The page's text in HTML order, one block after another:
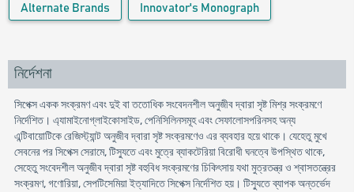
Alternate Brands Innovator's Monograph
নির্দেশনা
সিপেক্স একক সংক্রমণ এবং দুই বা ততোধিক সংবেদনশীল অনুজীব দ্বারা সৃষ্ট মিশ্র সংক্রমণে
নির্দেশিত। এ্যামাইনোগ্লাইকোসাইড, পেনিসিলিনসমূহ এবং সেফালোসপরিনসহ অন্য
এন্টিবায়োটিকে রেজিস্ট্যান্ট অনুজীব দ্বারা সৃষ্ট সংক্রমণেও এর ব্যবহার হয়ে থাকে। যেহেতু মুখে
সেবনের পর সিপেক্স সেরামে, টিস্যুতে এবং মুত্রে ব্যাকটেরিয়া বিরোধী ঘনত্বে উপস্থিত থাকে,
সেহেতু সংবেদশীল অনুজীব দ্বারা সৃষ্ট বহুবিধ সংক্রমণের চিকিৎসায় যথা মুত্রতন্ত্র ও শ্বাসতন্ত্রের
সংক্রমণ, গণোরিয়া, সেপটিসেমিয়া ইত্যাদিতে সিপেক্স নির্দেশিত হয়। টিস্যুতে ব্যাপক অন্তর্ভেদ